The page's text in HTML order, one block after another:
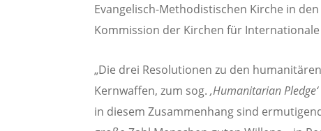
Evangelisch-Methodistischen Kirche in
Kommission der Kirchen für Internationale
„Die drei Resolutionen zu den
Kernwaffen, zum sog. ‚Humanitarian Pledge‘
in diesem Zusammenhang sind